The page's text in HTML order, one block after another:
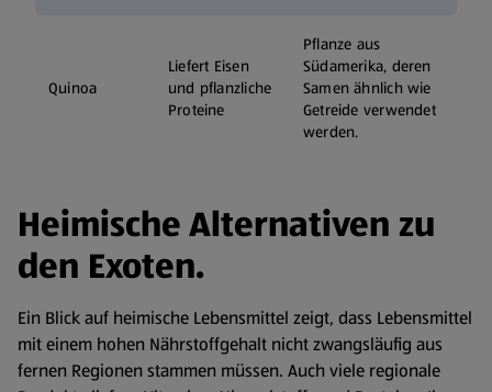
Quinoa
Liefert Eisen
und pflanzliche
Proteine
Pflanze aus
Südamerika, deren
Samen ähnlich wie
Getreide verwendet
werden.
Heimische Alternativen zu
den Exoten.
Ein Blick auf heimische Lebensmittel zeigt, dass Lebensmittel
mit einem hohen Nährstoffgehalt nicht zwangsläufig aus
fernen Regionen stammen müssen. Auch viele regionale